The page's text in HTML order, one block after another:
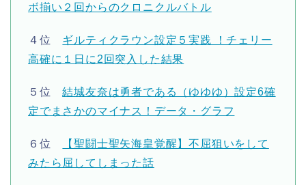
ボ揃い２回からのクロニクルバトル
４位 ギルティクラウン設定５実践 ！チェリー
高確に１日に2回突入した結果
５位結城友奈は勇者である（ゆゆゆ）設定6確
定でまさかのマイナス！データ・グラフ
６位
【聖闘士聖矢海皇覚醒】不屈狙いをして
みたら屈してしまった話